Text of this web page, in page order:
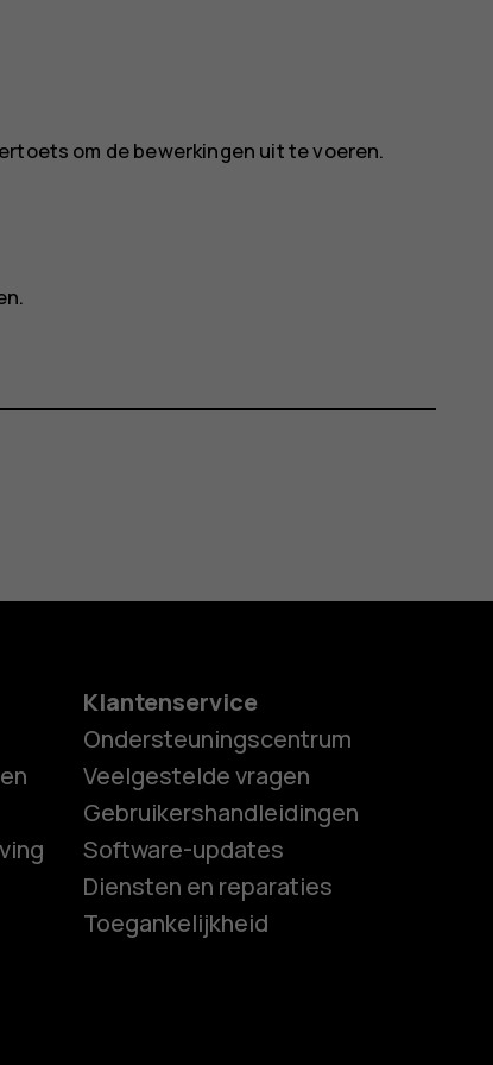
om de bewerkingen uit te voeren.
Klantenservice
Ondersteuningscentrum
Veelgestelde vragen
Gebruikershandleidingen
Software-updates
Diensten en reparaties
Toegankelijkheid